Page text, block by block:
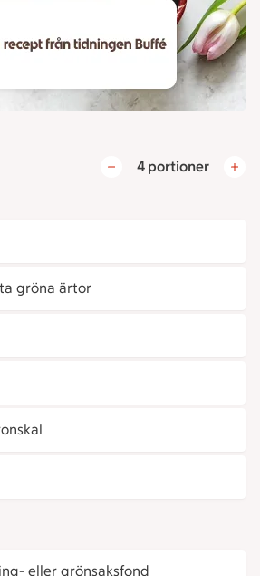
4 portioner
gröna ärtor
eller grönsaksfond